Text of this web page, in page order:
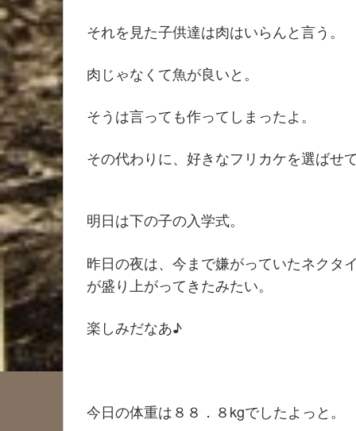
それを見た子供達は肉はいらんと言う。
肉じゃなくて魚が良いと。
そうは言っても作ってしまったよ。
その代わりに、好きなフリカケを選ばせ
明日は下の子の入学式。
昨日の夜は、今まで嫌がっていたネクタ
が盛り上がってきたみたい。
楽しみだなあ♪
今日の体重は８８．８kgでしたよっと。